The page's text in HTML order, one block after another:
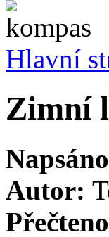
Hlavní
Zimní
Autor: